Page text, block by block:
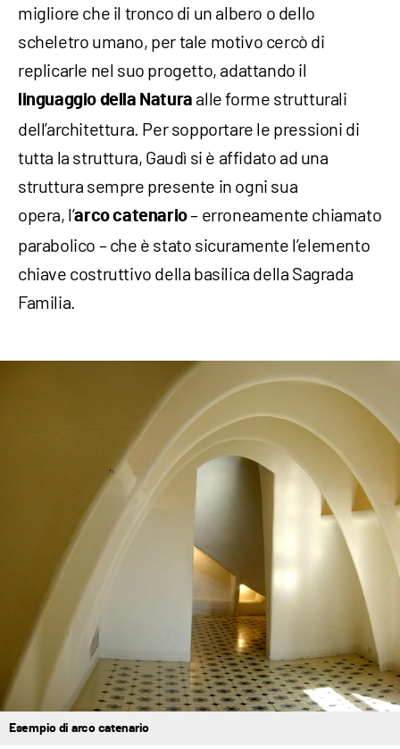
migliore che il tronco di un albero o dello
scheletro umano, per tale motivo cercò di
replicarle nel suo progetto, adattando il
linguaggio della Natura alle forme strutturali
dell’architettura. Per sopportare le pressioni di
tutta la struttura, Gaudì si è affidato ad una
struttura sempre presente in ogni sua
opera, l’arco catenario– erroneamente chiamato
parabolico – che è stato sicuramente l’elemento
chiave costruttivo della basilica della Sagrada
Familia.
Esempio di arco catenario